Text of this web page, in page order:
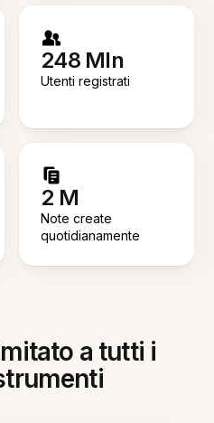
248 Mln
Utenti registrati
2 M
Note create
quotidianamente
a tutti i